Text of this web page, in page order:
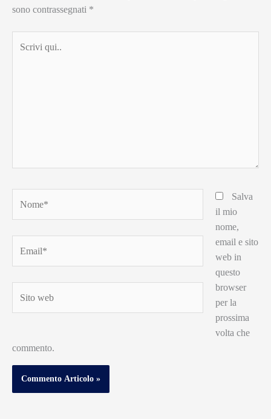
sono contrassegnati *
qui..
web
Salva
il mio
nome,
email e sito
web in
questo
browser
per la
prossima
volta che
commento.